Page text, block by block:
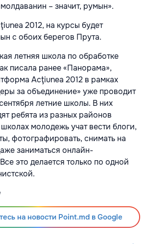
– значит, румын».
2012, на курсы будет
с обоих берегов Прута.
летняя школа по обработке
писала ранее «Панорама»,
Acţiunea 2012 в рамках
за объединение» уже проводит
летние школы. В них
ребята из разных районов
молодежь учат вести блоги,
фотографировать, снимать на
заниматься онлайн-
это делается только по одной
на новости Point.md в Google